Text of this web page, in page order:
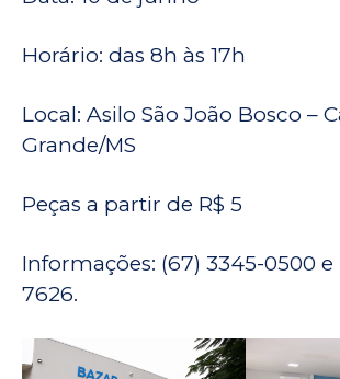
Horário: das 8h às 17h
Local: Asilo São João Bosco –
Grande/MS
Peças a partir de R$ 5
Informações: (67) 3345-0500
7626.